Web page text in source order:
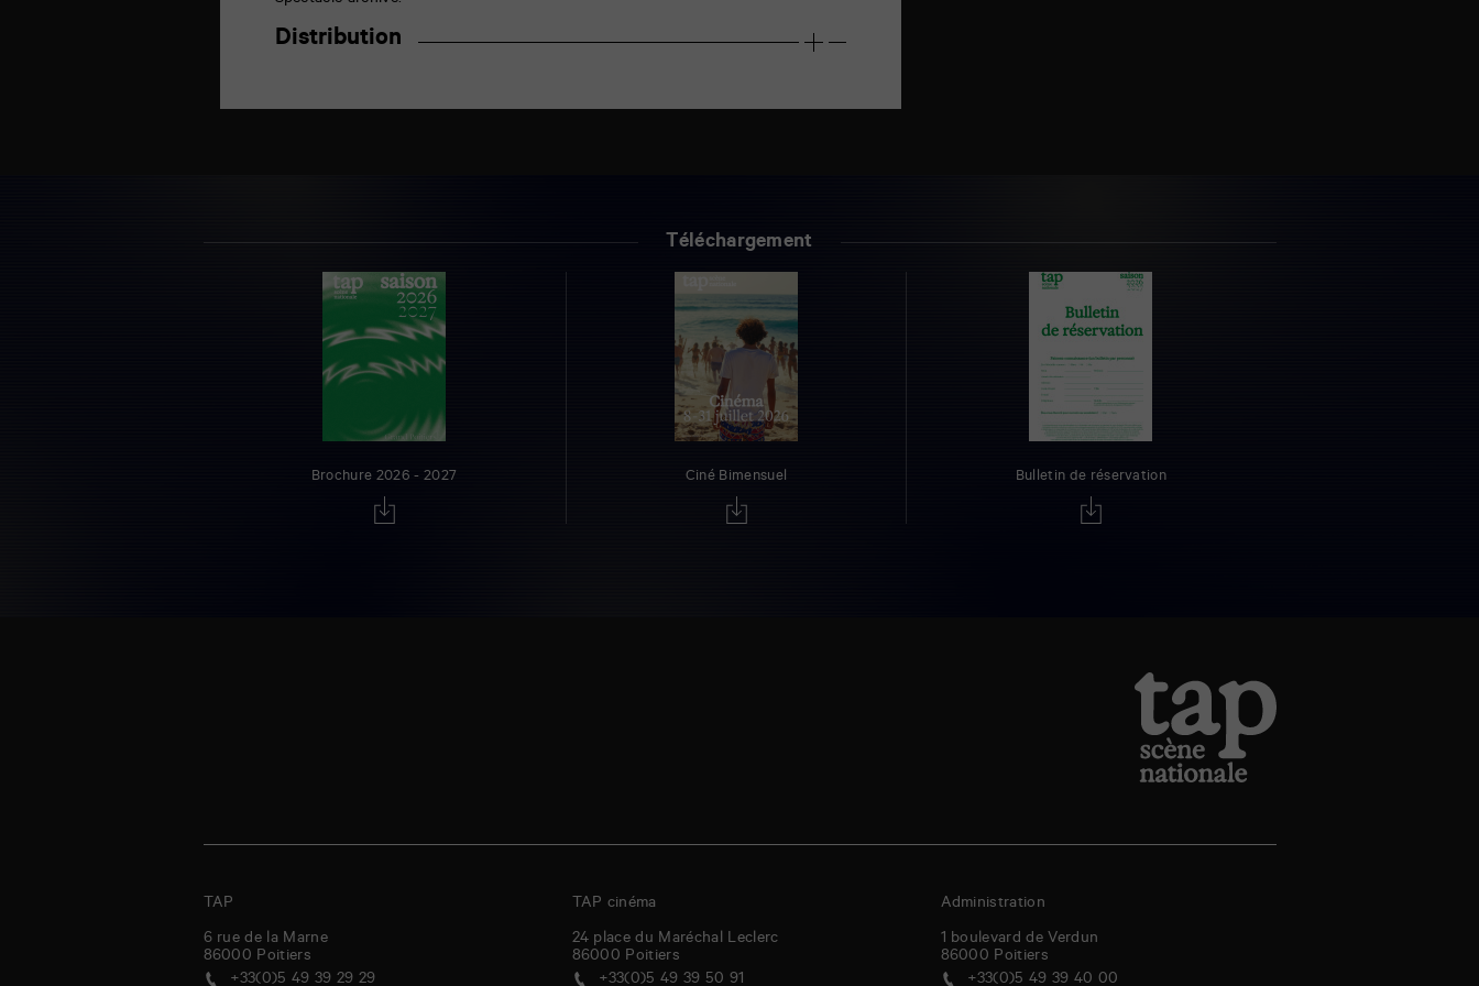
Distribution
Téléchargement
Brochure 2026 - 2027 Ciné Bimensuel Bulletin de réservation
TAP
6 rue de la Marne
86000 Poitiers
+33(0)5 49 39 29 29
TAP cinéma
24 place du Maréchal Leclerc
86000 Poitiers
+33(0)5 49 39 50 91
Administration
1 boulevard de Verdun
86000 Poitiers
+33(0)5 49 39 40 00